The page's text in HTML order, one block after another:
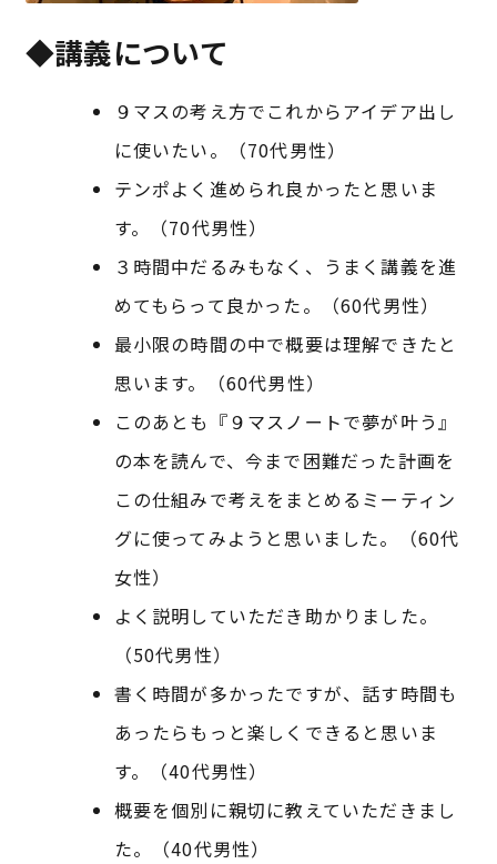
◆講義について
９マスの考え方でこれからアイデア出し
に使いたい。（70代男性）
テンポよく進められ良かったと思いま
す。（70代男性）
３時間中だるみもなく、うまく講義を進
めてもらって良かった。（60代男性）
最小限の時間の中で概要は理解できたと
思います。（60代男性）
このあとも『９マスノートで夢が叶う』
の本を読んで、今まで困難だった計画を
この仕組みで考えをまとめるミーティン
グに使ってみようと思いました。（60代
女性）
よく説明していただき助かりました。
（50代男性）
書く時間が多かったですが、話す時間も
あったらもっと楽しくできると思いま
す。（40代男性）
概要を個別に親切に教えていただきまし
た。（40代男性）